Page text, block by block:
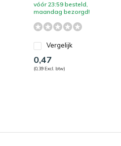
vóór 23:59 besteld,
maandag bezorgd!
Vergelijk
0,47
(0,39 Excl. btw)